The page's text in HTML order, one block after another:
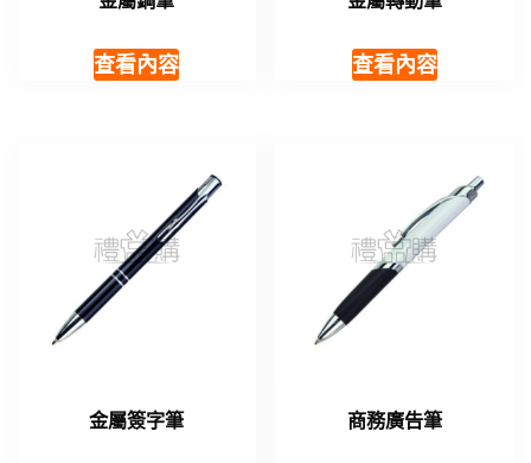
查看內容 查看內容
金屬簽字筆 商務廣告筆